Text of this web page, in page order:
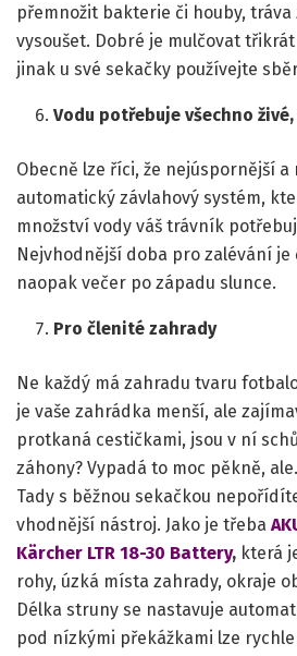
přemnožit bakterie či houby,
vysoušet. Dobré je mulčovat
jinak u své sekačky používejte
Vodu potřebuje všechno
Obecně lze říci, že nejúspornější
automatický závlahový systém,
množství vody váš trávník
Nejvhodnější doba pro zalévání je
naopak večer po západu slunce.
Pro členité zahrady
Ne každý má zahradu tvaru
je vaše zahrádka menší, ale
protkaná cestičkami, jsou v ní
záhony? Vypadá to moc pěkně,
Tady s běžnou sekačkou
vhodnější nástroj. Jako je třeba
Kärcher LTR 18-30 Battery, která
rohy, úzká místa zahrady, okraje
Délka struny se nastavuje
pod nízkými překážkami lze